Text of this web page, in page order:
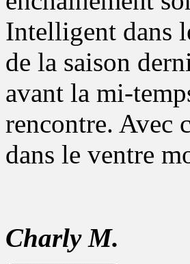
Intelligent dans
de la saison
avant la mi-
rencontre. Avec
dans le ventre
Charly M.